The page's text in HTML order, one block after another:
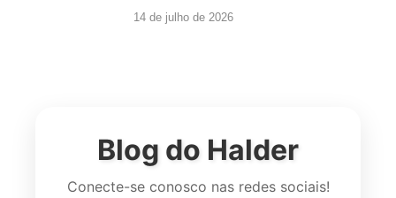
14 de julho de 2026
Blog do Halder
Conecte-se conosco nas redes sociais!